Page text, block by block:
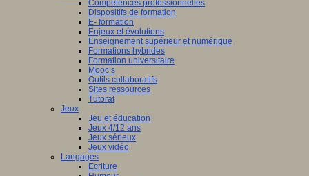
Compétences professionnelles
Dispositifs de formation
E- formation
Enjeux et évolutions
Enseignement supérieur et numérique
Formations hybrides
Formation universitaire
Mooc’s
Outils collaboratifs
Sites ressources
Tutorat
Jeux
Jeu et éducation
Jeux 4/12 ans
Jeux sérieux
Jeux vidéo
Langages
Ecriture